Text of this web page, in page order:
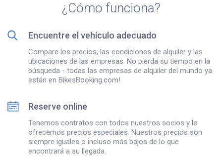
¿Cómo funciona?
Encuentre el vehículo adecuado
Compare los precios, las condiciones de alquiler y las
ubicaciones de las empresas. No pierda su tiempo en la
búsqueda - todas las empresas de alquiler del mundo ya
están en BikesBooking.com!
Reserve online
Tenemos contratos con todos nuestros socios y le
ofrecemos precios especiales. Nuestros precios son
siempre iguales o incluso más bajos de lo que
encontrará a su llegada.